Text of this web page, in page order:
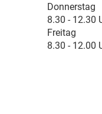
Donnerstag
8.30 - 12.30
Freitag
8.30 - 12.00